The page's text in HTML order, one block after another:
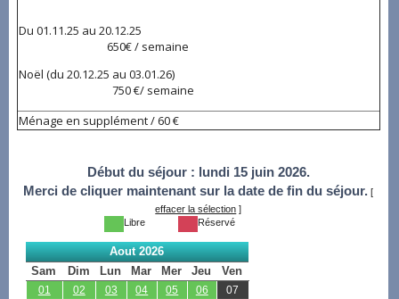
Du 01.11.25 au 20.12.25
650€ / semaine
Noël (du 20.12.25 au 03.01.26)
750 €/ semaine
Ménage en supplément / 60 €
Début du séjour : lundi 15 juin 2026.
Merci de cliquer maintenant sur la date de fin du séjour. [
effacer la sélection ]
Libre
Réservé
Aout 2026
Sam
Dim Lun Mar Mer Jeu Ven
01 02 03 04 05 06
07